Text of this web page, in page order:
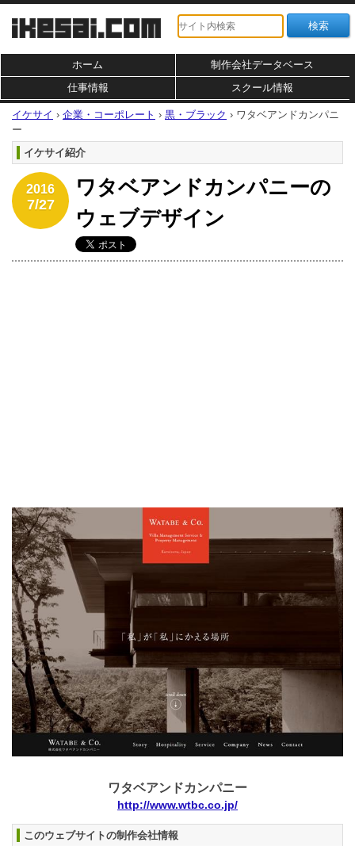
ホーム
制作会社データベース
仕事情報
スクール情報
イケサイ › 企業・コーポレート › 黒・ブラック › ワタベアンドカンパニ
ー
イケサイ紹介
2016
7/27
ワタベアンドカンパニーの
ウェブデザイン
ワタベアンドカンパニー
http://www.wtbc.co.jp/
このウェブサイトの制作会社情報